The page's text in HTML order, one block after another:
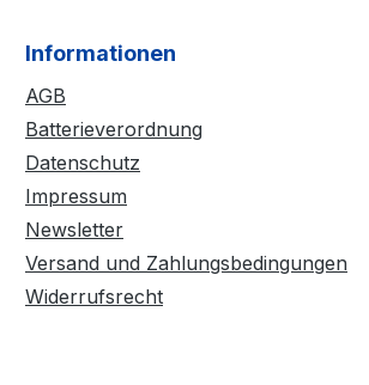
Informationen
AGB
Batterieverordnung
Datenschutz
Impressum
Newsletter
Versand und Zahlungsbedingungen
Widerrufsrecht